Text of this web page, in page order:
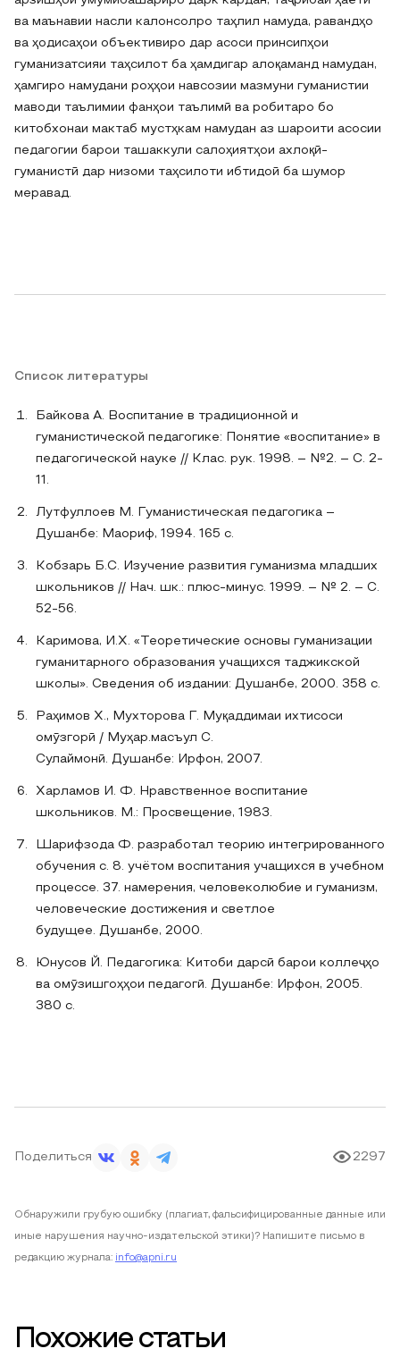
ва маънавии насли калонсолро таҳлил намуда, равандҳо
ва ҳодисаҳои объективиро дар асоси принсипҳои
гуманизатсияи таҳсилот ба ҳамдигар алоқаманд намудан,
ҳамгиро намудани роҳҳои навсозии мазмуни гуманистии
маводи таълимии фанҳои таълимӣ ва робитаро бо
китобхонаи мактаб мустҳкам намудан аз шароити асосии
педагогии барои ташаккули салоҳиятҳои ахлоқӣ-
гуманистӣ дар низоми таҳсилоти ибтидоӣ ба шумор
меравад.
Список литературы
Байкова A. Воспитание в традиционной и
гуманистической педагогике: Понятие «воспитание» в
педагогической науке // Клас. рук. 1998. – №2. – С. 2-
11.
Лутфуллоев М. Гуманистическая педагогика –
Душанбе: Маориф, 1994. 165 с.
Кобзарь Б.С. Изучение развития гуманизма младших
школьников // Нач. шк.: плюс-минус. 1999. – № 2. – С.
52-56.
Каримова, И.Х. «Теоретические основы гуманизации
гуманитарного образования учащихся таджикской
школы». Сведения об издании: Душанбе, 2000. 358 c.
Раҳимов Х., Мухторова Г. Муқаддимаи ихтисоси
омӯзгорӣ / Муҳар.масъул С.
Сулаймонӣ. Душанбе: Ирфон, 2007.
Харламов И. Ф. Нравственное воспитание
школьников. М.: Просвещение, 1983.
Шарифзода Ф. разработал теорию интегрированного
обучения с. 8. учётом воспитания учащихся в учебном
процессе. 37. намерения, человеколюбие и гуманизм,
человеческие достижения и светлое
будущее. Душанбе, 2000.
Юнусов Й. Педагогика: Китоби дарсӣ барои коллеҷҳо
ва омӯзишгоҳҳои педагогӣ. Душанбе: Ирфон, 2005.
380 с.
Поделиться 2297
Обнаружили грубую ошибку (плагиат, фальсифицированные данные или
иные нарушения научно-издательской этики)? Напишите письмо в
редакцию журнала: info@apni.ru
Похожие статьи